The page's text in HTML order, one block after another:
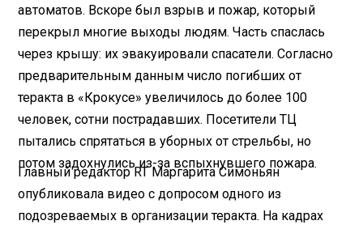
автоматов. Вскоре был взрыв и пожар, который
перекрыл многие выходы людям. Часть спаслась
через крышу: их эвакуировали спасатели. Согласно
предварительным данным число погибших от
теракта в «Крокусе» увеличилось до более 100
человек, сотни пострадавших. Посетители ТЦ
пытались спрятаться в уборных от стрельбы, но
потом задохнулись из-за вспыхнувшего пожара.
Главный редактор RT Маргарита Симоньян
опубликовала видео с допросом одного из
подозреваемых в организации теракта. На кадрах